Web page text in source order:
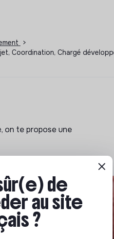
>
Coordination, Chargé
on te propose une
de
au site
?